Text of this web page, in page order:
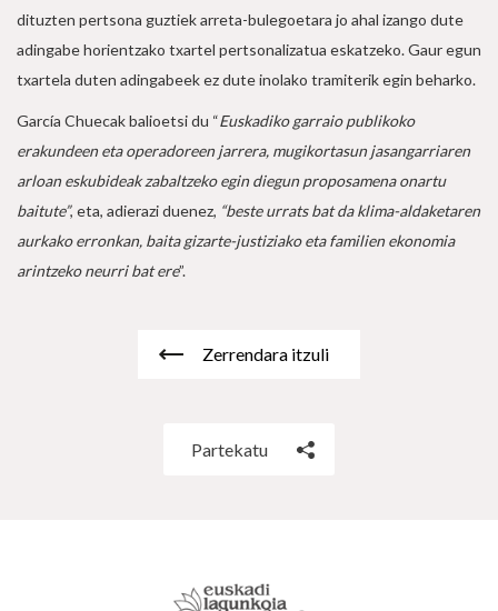
dituzten pertsona guztiek arreta-bulegoetara jo ahal izango dute
adingabe horientzako txartel pertsonalizatua eskatzeko. Gaur egun
txartela duten adingabeek ez dute inolako tramiterik egin beharko.
García Chuecak balioetsi du “Euskadiko garraio publikoko
erakundeen eta operadoreen jarrera, mugikortasun jasangarriaren
arloan eskubideak zabaltzeko egin diegun proposamena onartu
baitute”, eta, adierazi duenez, “beste urrats bat da klima-aldaketaren
aurkako erronkan, baita gizarte-justiziako eta familien ekonomia
arintzeko neurri bat ere”.
Zerrendara itzuli
Partekatu